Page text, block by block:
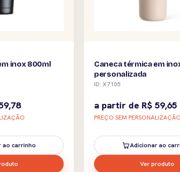
inox 800ml
ao carrinho
Caneca térmica em
personalizada
ID: X7105
a partir de R$ 59,65
PREÇO SEM PERSONALIZAÇÃO
Adicionar ao
Ver produto